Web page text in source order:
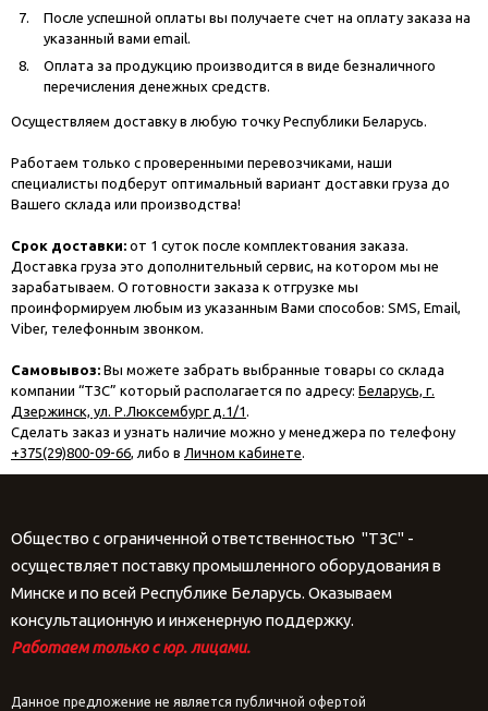
После успешной оплаты вы получаете счет на оплату заказа на
указанный вами email.
Оплата за продукцию производится в виде безналичного
перечисления денежных средств.
Осуществляем доставку в любую точку Республики Беларусь.
Работаем только с проверенными перевозчиками, наши
специалисты подберут оптимальный вариант доставки груза до
Вашего склада или производства!
Срок доставки: от 1 суток после комплектования заказа.
Доставка груза это дополнительный сервис, на котором мы не
зарабатываем. О готовности заказа к отгрузке мы
проинформируем любым из указанным Вами способов: SMS, Email,
Viber, телефонным звонком.
Самовывоз: Вы можете забрать выбранные товары со склада
компании “ТЗС” который располагается по адресу: Беларусь, г.
Дзержинск, ул. Р.Люксембург д.1/1 .
Сделать заказ и узнать наличие можно у менеджера по телефону
+375(29)800-09-66, либо в Личном кабинете.
Общество с ограниченной ответственностью "ТЗС" -
осуществляет поставку промышленного оборудования в
Минске и по всей Республике Беларусь. Оказываем
консультационную и инженерную поддержку.
Работаем только с юр. лицами.
Данное предложение не является публичной офертой